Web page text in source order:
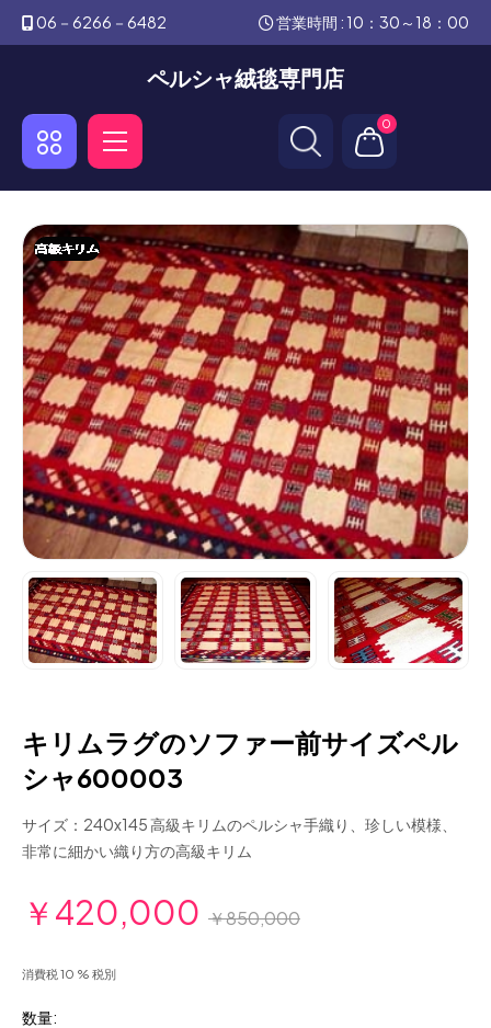
06－6266－6482 営業時間 : 10：30～18：00
ペルシャ絨毯専門店
0
キリムラグのソファー前サイズペル
シャ600003
サイズ：240x145 高級キリムのペルシャ手織り、珍しい模様、
非常に細かい織り方の高級キリム
￥420,000 ￥850,000
消費税 10 % 税別
数量: